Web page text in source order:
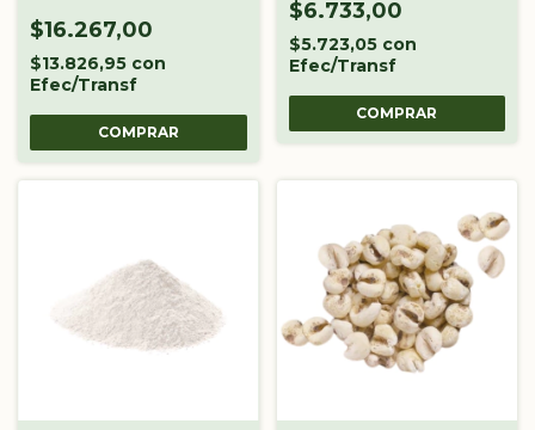
$16.267,00
$13.826,95 con
Efec/Transf
COMPRAR
$6.733,00
$5.723,05 con
Efec/Transf
COMPRAR